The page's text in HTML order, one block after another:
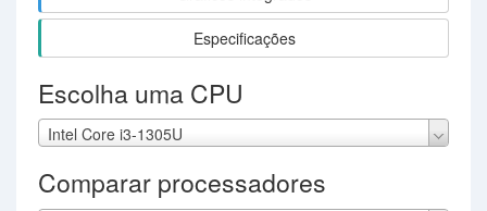
Especificações
Escolha uma CPU
Intel Core i3-1305U
Comparar processadores